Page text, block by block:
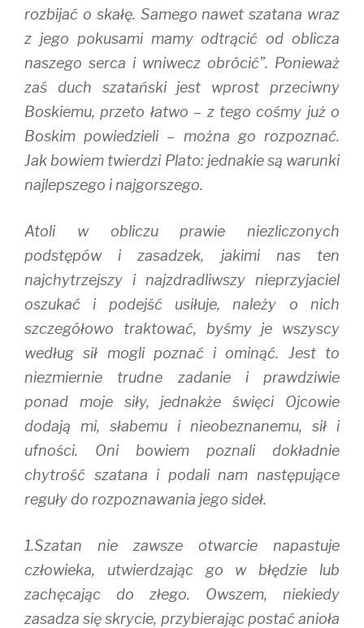
rozbijać o skałę. Samego nawet szatana wraz
z jego pokusami mamy odtrącić od oblicza
naszego serca i wniwecz obrócić”. Ponieważ
zaś duch szatański jest wprost przeciwny
Boskiemu, przeto łatwo – z tego cośmy już o
Boskim powiedzieli – można go rozpoznać.
Jak bowiem twierdzi Plato: jednakie są warunki
najlepszego i najgorszego.
Atoli w obliczu prawie niezliczonych
podstępów i zasadzek, jakimi nas ten
najchytrzejszy i najzdradliwszy nieprzyjaciel
oszukać i podejść usiłuje, należy o nich
szczegółowo traktować, byśmy je wszyscy
według sił mogli poznać i ominąć. Jest to
niezmiernie trudne zadanie i prawdziwie
ponad moje siły, jednakże święci Ojcowie
dodają mi, słabemu i nieobeznanemu, sił i
ufności. Oni bowiem poznali dokładnie
chytrość szatana i podali nam następujące
reguły do rozpoznawania jego sideł.
1.Szatan nie zawsze otwarcie napastuje
człowieka, utwierdzając go w błędzie lub
zachęcając do złego. Owszem, niekiedy
zasadza się skrycie, przybierając postać anioła